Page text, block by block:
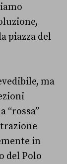
piazza del
ma
“rossa”
in
del Polo